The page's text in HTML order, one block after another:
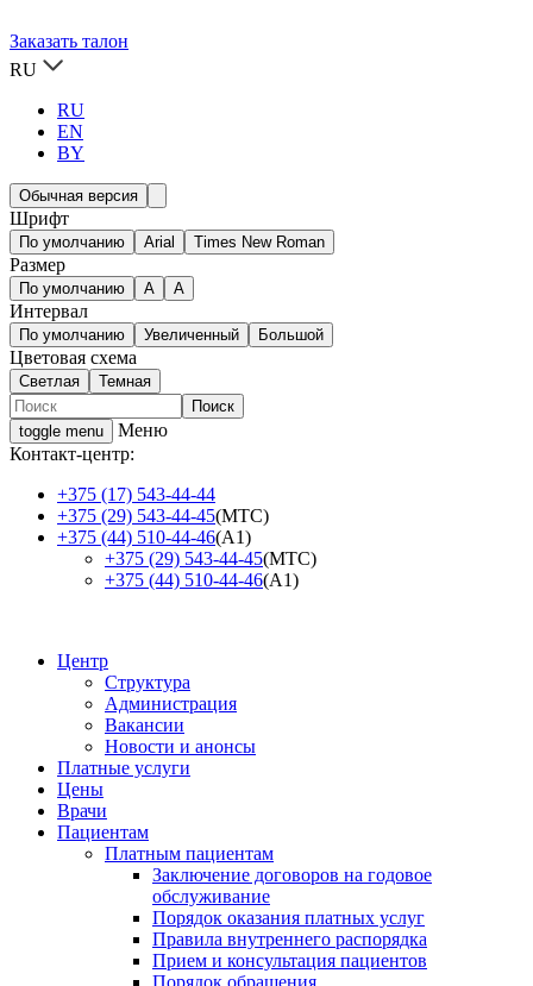
Заказать талон
RU
RU
EN
BY
Обычная версия
Шрифт
По умолчанию Arial Times New Roman
Размер
По умолчанию A A
Интервал
По умолчанию Увеличенный Большой
Цветовая схема
Светлая Темная
toggle menu
Меню
Контакт-центр:
+375 (17) 543-44-44
+375 (29) 543-44-45(МТС)
+375 (44) 510-44-46(А1)
+375 (29) 543-44-45(МТС)
+375 (44) 510-44-46(А1)
Центр
Структура
Администрация
Вакансии
Новости и анонсы
Платные услуги
Цены
Врачи
Пациентам
Платным пациентам
Заключение договоров на годовое
обслуживание
Порядок оказания платных услуг
Правила внутреннего распорядка
Прием и консультация пациентов
Порядок обращения